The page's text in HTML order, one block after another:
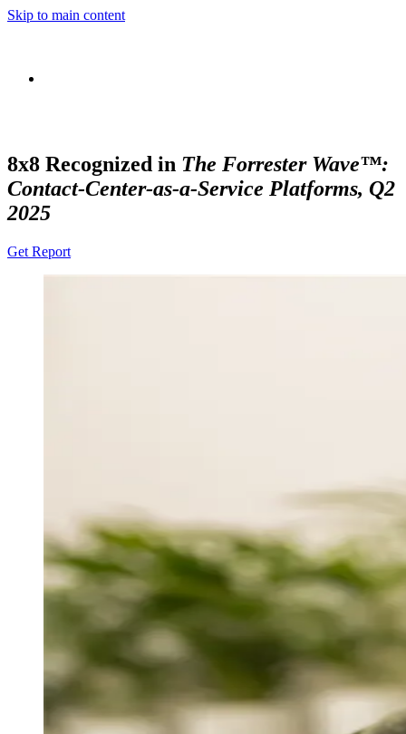
Skip to main content
8x8 Recognized in The Forrester Wave™:
Contact-Center-as-a-Service Platforms, Q2
2025
Get Report